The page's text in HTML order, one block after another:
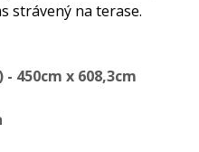
strávený na terase.
450cm x 608,3cm